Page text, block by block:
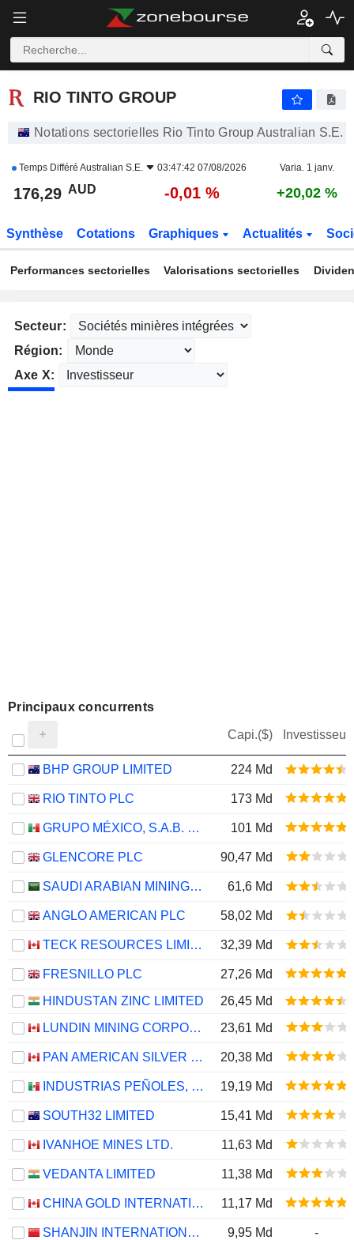
RIO TINTO GROUP
RIO TINTO GROUP
Notations sectorielles Rio Tinto Group Australian S.E.
Temps Différé Australian S.E. 03:47:42 07/08/2026 Varia. 1 janv.
176,29 AUD -0,01 % +20,02 %
Synthèse Cotations Graphiques Actualités
Performances sectorielles Valorisations sectorielles
Secteur:
Région:
Axe X:
Principaux concurrents
Capi.($) Investisseur
BHP GROUP LIMITED 224 Md
RIO TINTO PLC 173 Md
GRUPO MÉXICO, S.A.B. DE C.V. 101 Md
GLENCORE PLC 90,47 Md
SAUDI ARABIAN MINING COMPANY (MAADEN) 61,6 Md
ANGLO AMERICAN PLC 58,02 Md
TECK RESOURCES LIMITED 32,39 Md
FRESNILLO PLC
27,26 Md
HINDUSTAN ZINC LIMITED
26,45 Md
LUNDIN MINING CORPORATION
23,61 Md
PAN AMERICAN SILVER CORP. 20,38 Md
INDUSTRIAS PEÑOLES, S.A.B. DE C.V. 19,19 Md
SOUTH32 LIMITED 15,41 Md
IVANHOE MINES LTD. 11,63 Md
VEDANTA LIMITED 11,38 Md
CHINA GOLD INTERNATIONAL RESOURCES CORP. LTD. 11,17 Md
SHANJIN INTERNATIONAL GOLD CO., LTD. 9,95 Md -